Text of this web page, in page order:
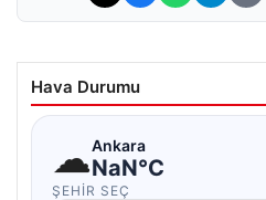
Hava Durumu
☁Ankara
NaN°C
ŞEHIR SEÇ